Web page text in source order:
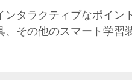
タラクティブなポイン
その他のスマート学習